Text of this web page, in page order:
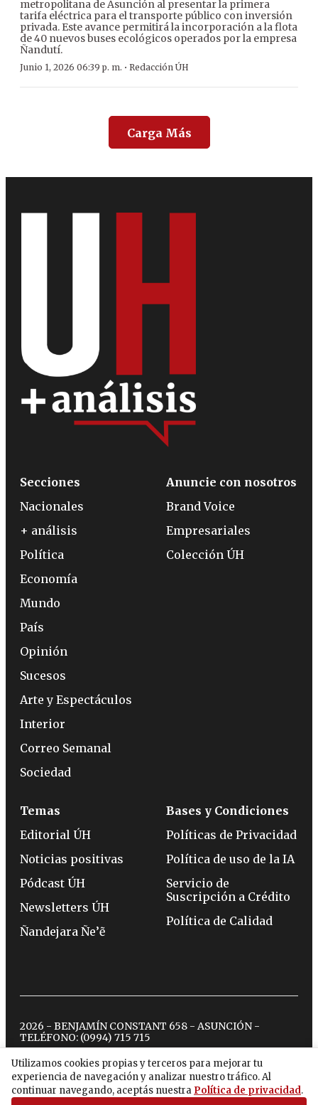
metropolitana de Asunción al presentar la primera
tarifa eléctrica para el transporte público con inversión
privada. Este avance permitirá la incorporación a la flota
de 40 nuevos buses ecológicos operados por la empresa
Ñandutí.
Junio 1, 2026 06:39 p. m. · Redacción ÚH
Carga Más
Utilizamos cookies propias y terceros para mejorar tu
experiencia de navegación y analizar nuestro tráfico. Al
continuar navegando, aceptás nuestra Política de privacidad.
Secciones
Nacionales
+ análisis
Política
Economía
Mundo
País
Opinión
Sucesos
Arte y Espectáculos
Interior
Correo Semanal
Sociedad
Anuncie con nosotros
Brand Voice
Empresariales
Colección ÚH
Temas
Editorial ÚH
Noticias positivas
Pódcast ÚH
Newsletters ÚH
Ñandejara Ñe’ẽ
Bases y Condiciones
Políticas de Privacidad
Política de uso de la IA
Servicio de
Suscripción a Crédito
Política de Calidad
2026 - BENJAMÍN CONSTANT 658 - ASUNCIÓN -
TELÉFONO: (0994) 715 715
twitterinstagram
facebook
tiktokyoutubespotify